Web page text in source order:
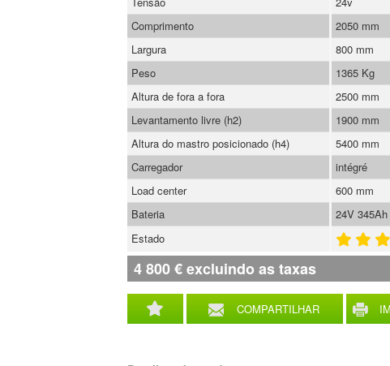
COMPARTILHAR
Comprimento
2050 mm
Largura
800 mm
Peso
1365 Kg
Altura de fora a fora
2500 mm
Levantamento livre (h2)
1900 mm
Altura do mastro posicionado (h4)
5400 mm
Carregador
intégré
Load center
600 mm
Bateria
24V
Estado
4 800€excluindo as taxas